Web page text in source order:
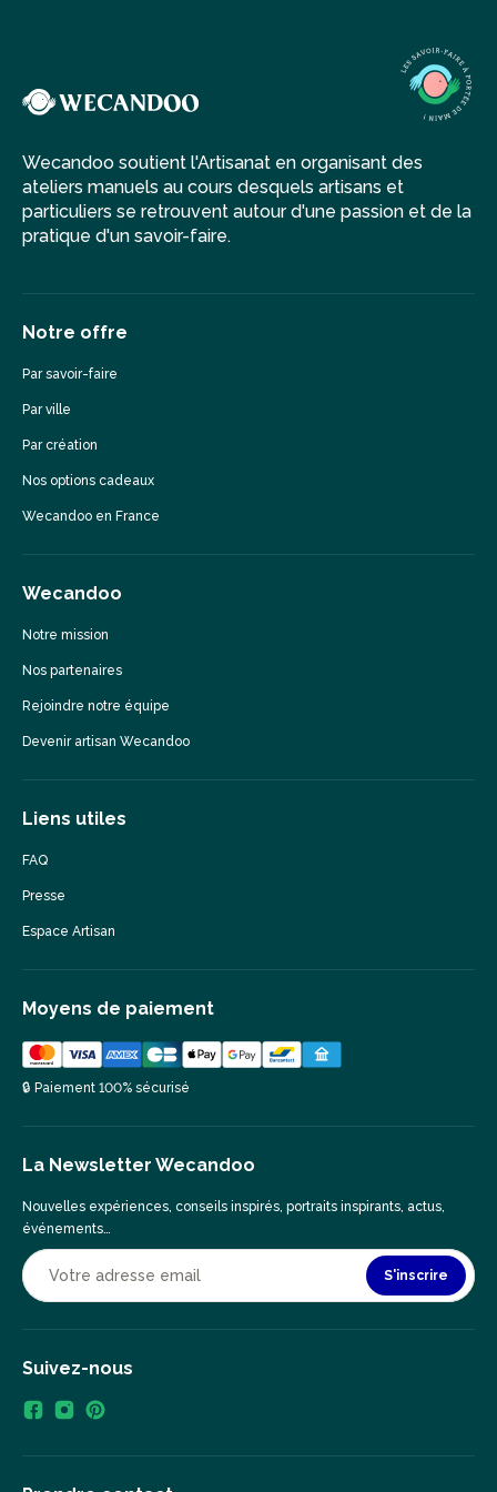
Wecandoo soutient l'Artisanat en organisant des
ateliers manuels au cours desquels artisans et
particuliers se retrouvent autour d'une passion et de la
pratique d'un savoir-faire.
Notre offre
Par savoir-faire
Par ville
Par création
Nos options cadeaux
Wecandoo en France
Wecandoo
Notre mission
Nos partenaires
Rejoindre notre équipe
Devenir artisan Wecandoo
Liens utiles
FAQ
Presse
Espace Artisan
Moyens de paiement
🔒 Paiement 100% sécurisé
La Newsletter Wecandoo
Nouvelles expériences, conseils inspirés, portraits inspirants, actus,
événements…
S'inscrire
Suivez-nous